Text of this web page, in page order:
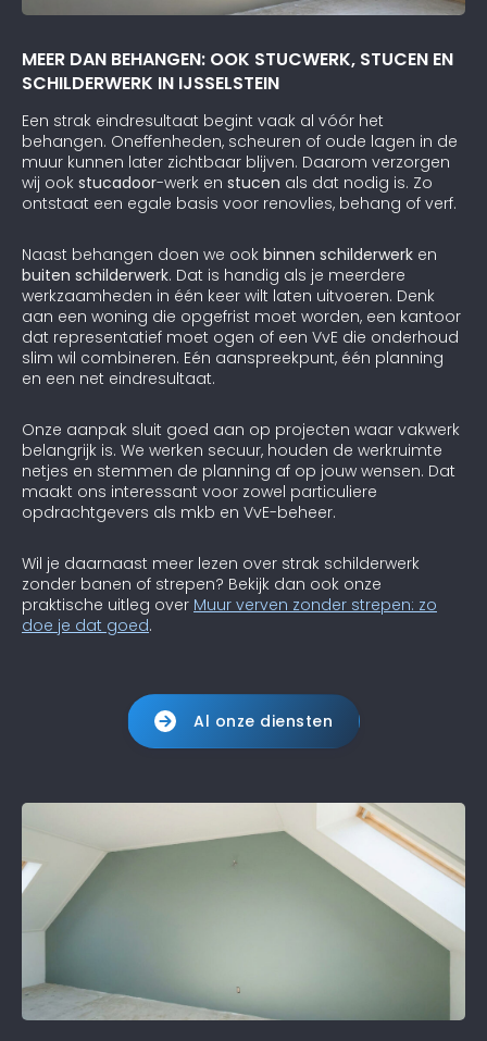
MEER DAN BEHANGEN: OOK STUCWERK, STUCEN EN
SCHILDERWERK IN IJSSELSTEIN
Een strak eindresultaat begint vaak al vóór het
behangen. Oneffenheden, scheuren of oude lagen in de
muur kunnen later zichtbaar blijven. Daarom verzorgen
wij ook stucadoor-werk en stucen als dat nodig is. Zo
ontstaat een egale basis voor renovlies, behang of verf.
Naast behangen doen we ook binnen schilderwerk en
buiten schilderwerk. Dat is handig als je meerdere
werkzaamheden in één keer wilt laten uitvoeren. Denk
aan een woning die opgefrist moet worden, een kantoor
dat representatief moet ogen of een VvE die onderhoud
slim wil combineren. Eén aanspreekpunt, één planning
en een net eindresultaat.
Onze aanpak sluit goed aan op projecten waar vakwerk
belangrijk is. We werken secuur, houden de werkruimte
netjes en stemmen de planning af op jouw wensen. Dat
maakt ons interessant voor zowel particuliere
opdrachtgevers als mkb en VvE-beheer.
Wil je daarnaast meer lezen over strak schilderwerk
zonder banen of strepen? Bekijk dan ook onze
praktische uitleg over Muur verven zonder strepen: zo
doe je dat goed.
Al onze diensten